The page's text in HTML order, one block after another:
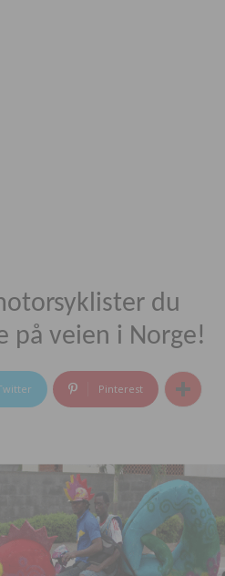
du
på veien i Norge!
Pinterest